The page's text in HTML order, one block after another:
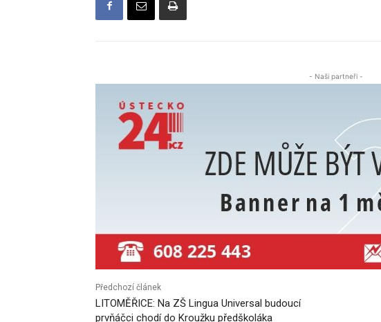
- Naši partneři -
Předchozí článek
LITOMĚŘICE: Na ZŠ Lingua Universal budoucí
prvňáčci chodí do Kroužku předškoláka